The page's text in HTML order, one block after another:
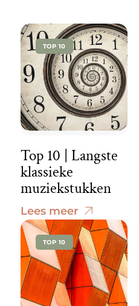
TOP 10
Top 10 | Langste
klassieke
muziekstukken
Lees meer
TOP 10